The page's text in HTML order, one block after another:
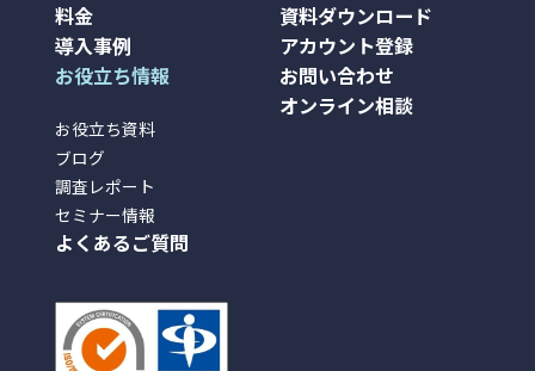
料金
導入事例
お役立ち情報
お役立ち資料
ブログ
調査レポート
セミナー情報
よくあるご質問
資料ダウンロード
アカウント登録
お問い合わせ
オンライン相談